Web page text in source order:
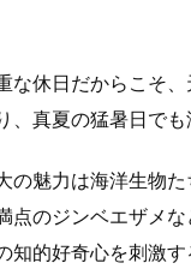
な休日だからこそ
、真夏の猛暑日で
の魅力は海洋生物
点のジンベエザメ
知的好奇心を刺激す